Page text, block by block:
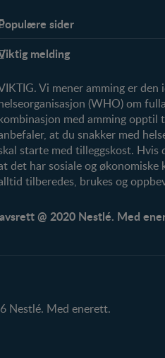
sider
FAQ melding
Vi mener amming er
(WHO) om
med amming opptil
at du snakker med
starte med tilleggskost. Hvis
det har sosiale og
tilberedes, brukes og
@ 2020 Nestlé. Med
Nestlé. Med enerett.